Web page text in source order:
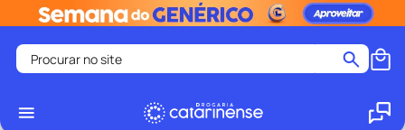
Procurar no site
1